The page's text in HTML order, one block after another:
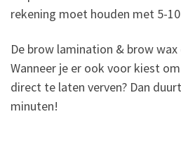
rekening moet houden met 5-
De brow lamination & brow
Wanneer je er ook voor kiest
direct te laten verven? Dan
minuten!